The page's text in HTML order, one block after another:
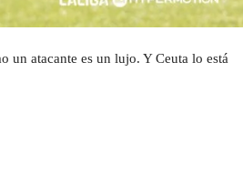
un atacante es un lujo. Y Ceuta lo está